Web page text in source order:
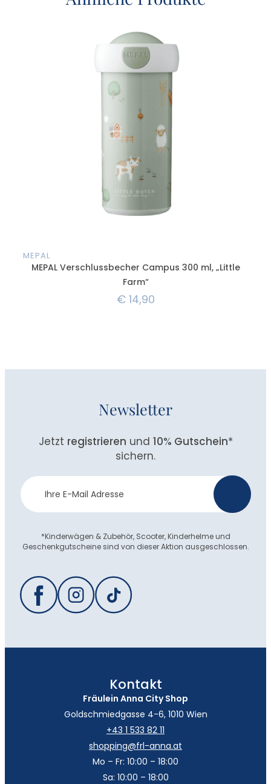
MEPAL
MEPAL Verschlussbecher Campus 300 ml, „Little
Farm“
€14,90
Newsletter
Jetzt registrieren und 10% Gutschein*
sichern.
Newsletter
Anmeldung
*Kinderwägen & Zubehör, Scooter, Kinderhelme und
Geschenkgutscheine sind von dieser Aktion ausgeschlossen.
Kontakt
Fräulein Anna City Shop
Goldschmiedgasse 4-6, 1010 Wien
+43 1 533 82 11
shopping@frl-anna.at
Mo – Fr: 10:00 – 18:00
Sa: 10:00 – 18:00